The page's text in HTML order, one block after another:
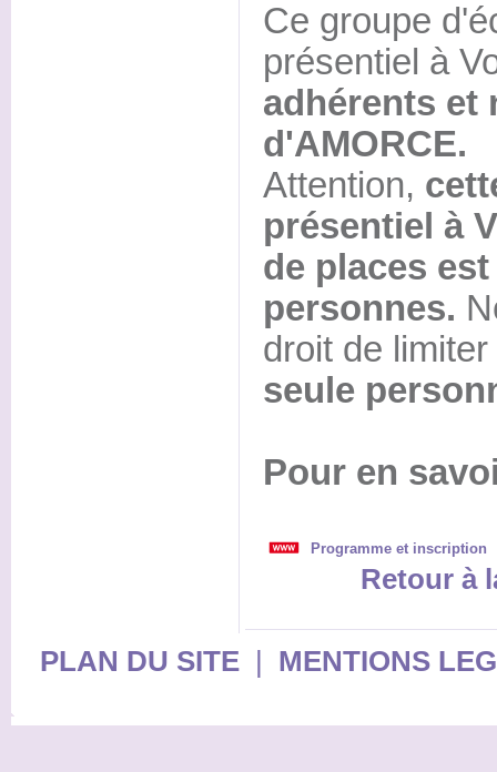
Ce groupe
présentiel à
adhérents et
d'AMORCE.
Attention,
présentiel à
de places
personnes.
droit de
seule
Pour en
Programme et inscription
Retour à
PLAN DU SITE| MENTIONS